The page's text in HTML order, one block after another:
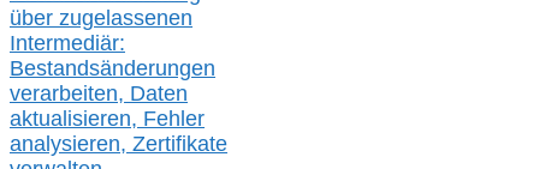
über zugelassenen
Intermediär:
Bestandsänderungen
verarbeiten, Daten
aktualisieren, Fehler
analysieren, Zertifikate